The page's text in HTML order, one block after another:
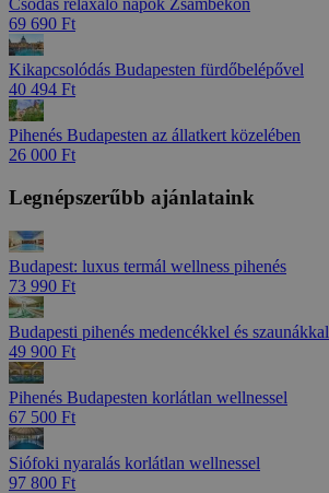
Csodás relaxáló napok Zsámbékon
69 690 Ft
Kikapcsolódás Budapesten fürdőbelépővel
40 494 Ft
Pihenés Budapesten az állatkert közelében
26 000 Ft
Legnépszerűbb ajánlataink
Budapest: luxus termál wellness pihenés
73 990 Ft
Budapesti pihenés medencékkel és szaunákkal
49 900 Ft
Pihenés Budapesten korlátlan wellnessel
67 500 Ft
Siófoki nyaralás korlátlan wellnessel
97 800 Ft